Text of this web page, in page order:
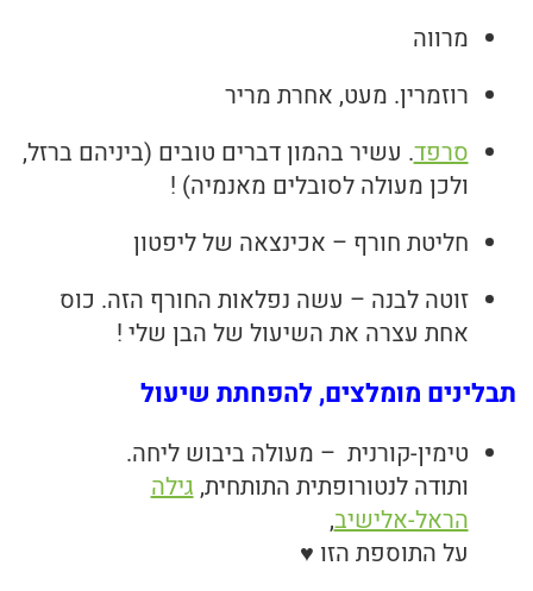
מרווה
רוזמרין. מעט, אחרת מריר
סרפד. עשיר בהמון דברים טובים (ביניהם ברזל,
ולכן מעולה לסובלים מאנמיה) !
חליטת חורף – אכינצאה של ליפטון
זוטה לבנה – עשה נפלאות החורף הזה. כוס
אחת עצרה את השיעול של הבן שלי !
תבלינים מומלצים, להפחתת שיעול
טימין-קורנית – מעולה ביבוש ליחה.
ותודה לנטורופתית התותחית,גילה
הראל-אלישיב,
על התוספת הזו ♥